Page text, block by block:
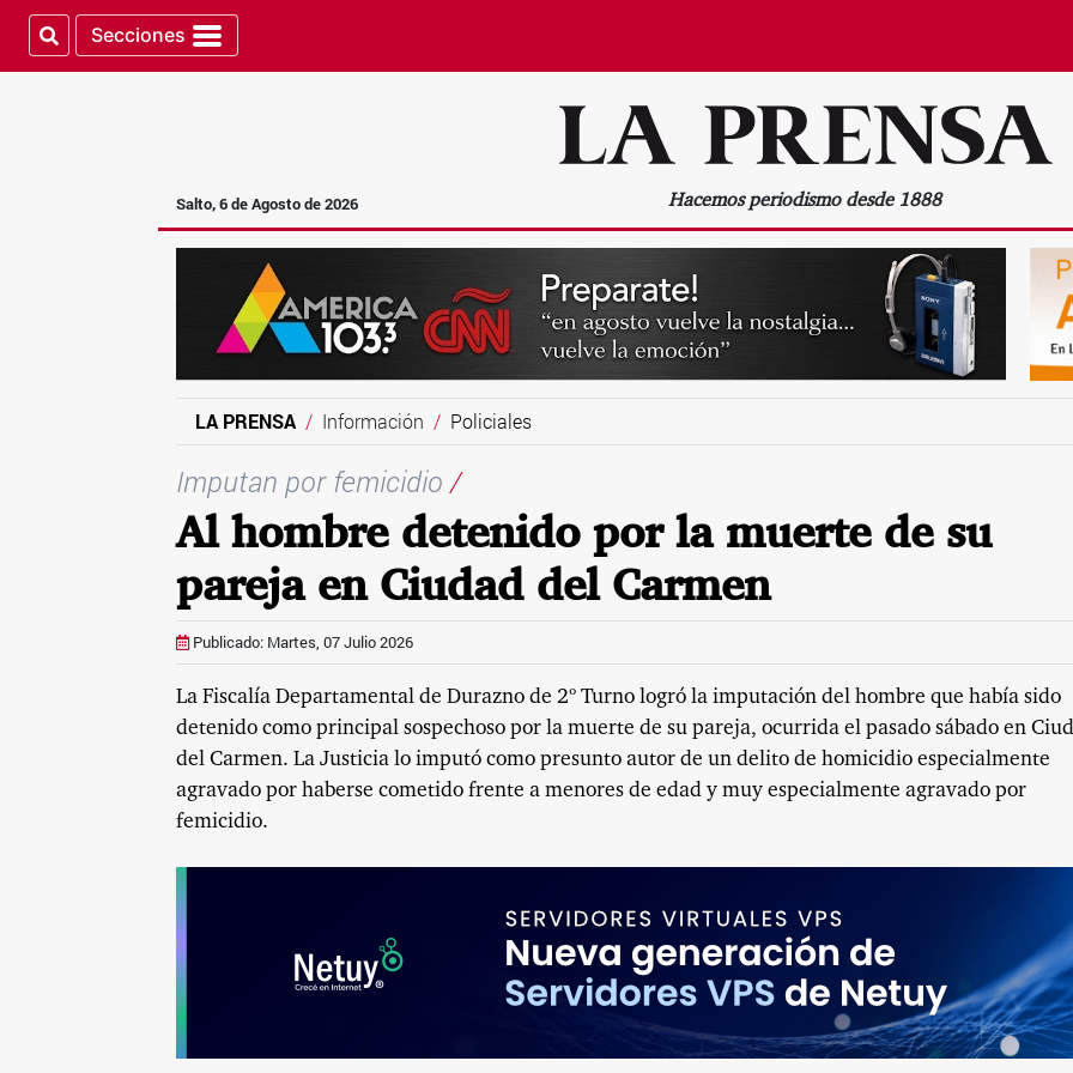
Secciones
Salto, 6 de Agosto de 2026 Hacemos periodismo desde 1888
LA PRENSA Información Policiales
Imputan por femicidio/
Al hombre detenido por la muerte de su
pareja en Ciudad del Carmen
Publicado: Martes, 07 Julio 2026
La Fiscalía Departamental de Durazno de 2º Turno logró la imputación del hombre que había sido
detenido como principal sospechoso por la muerte de su pareja, ocurrida el pasado sábado en
del Carmen. La Justicia lo imputó como presunto autor de un delito de homicidio especialmente
agravado por haberse cometido frente a menores de edad y muy especialmente agravado por
femicidio.